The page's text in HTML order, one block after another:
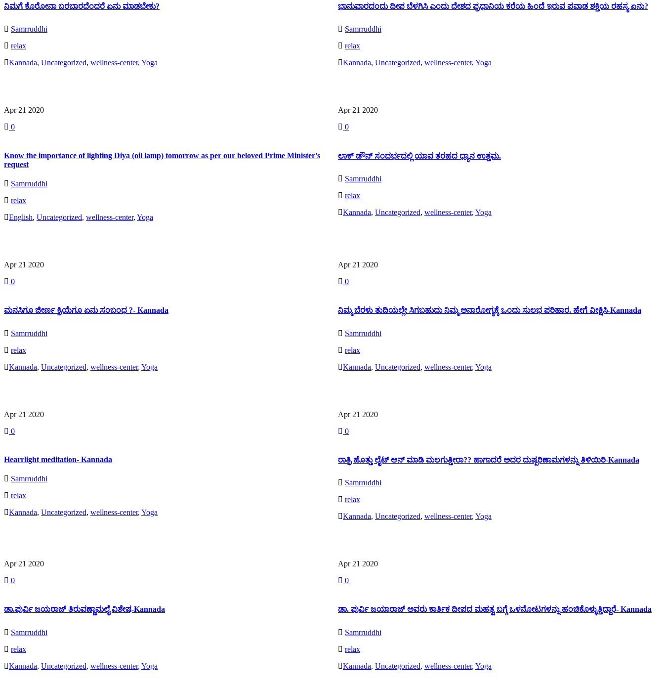
ನಿಮಗೆ ಕೊರೋನಾ ಬರಬಾರದೆಂದರೆ ಏನು ಮಾಡಬೇಕು?
Samrruddhi
relax
Kannada, Uncategorized, wellness-center, Yoga
ಭಾನುವಾರದಂದು ದೀಪ ಬೆಳಗಿಸಿ ಎಂದು ದೇಶದ ಪ್ರಧಾನಿಯ ಕರೆಯ ಹಿಂದೆ ಇರುವ ಪವಾಡ ಶಕ್ತಿಯ ರಹಸ್ಯ ಏನು?
Samrruddhi
relax
Kannada, Uncategorized, wellness-center, Yoga
Apr 21 2020
0
Know the importance of lighting Diya (oil lamp) tomorrow as per our beloved Prime Minister’s
request
Samrruddhi
relax
English, Uncategorized, wellness-center, Yoga
Apr 21 2020
0
ಲಾಕ್ ಡೌನ್ ಸಂದರ್ಭದಲ್ಲಿ ಯಾವ ತರಹದ ಧ್ಯಾನ ಉತ್ತಮ.
Samrruddhi
relax
Kannada, Uncategorized, wellness-center, Yoga
Apr 21 2020
0
ಮನಸಿಗೂ ಜೀರ್ಣ ಕ್ರಿಯೆಗೂ ಏನು ಸಂಬಂಧ ?- Kannada
Samrruddhi
relax
Kannada, Uncategorized, wellness-center, Yoga
Apr 21 2020
0
ನಿಮ್ಮ ಬೆರಳು ತುದಿಯಲ್ಲೇ ಸಿಗಬಹುದು ನಿಮ್ಮ ಅನಾರೋಗ್ಯಕ್ಕೆ ಒಂದು ಸುಲಭ ಪರಿಹಾರ. ಹೇಗೆ ವೀಕ್ಷಿಸಿ-Kannada
Samrruddhi
relax
Kannada, Uncategorized, wellness-center, Yoga
Apr 21 2020
0
Hearrlight meditation- Kannada
Samrruddhi
relax
Kannada, Uncategorized, wellness-center, Yoga
Apr 21 2020
0
ರಾತ್ರಿ ಹೊತ್ತು ಲೈಟ್ ಆನ್ ಮಾಡಿ ಮಲಗುತ್ತೀರಾ?? ಹಾಗಾದರೆ ಅದರ ದುಷ್ಪರಿಣಾಮಗಳನ್ನು ತಿಳಿಯಿರಿ-Kannada
Samrruddhi
relax
Kannada, Uncategorized, wellness-center, Yoga
Apr 21 2020
0
ಡಾ.ಪುರ್ವಿ ಜಯರಾಜ್ ತಿರುವಣ್ಣಾಮಲೈ ವಿಶೇಷ-Kannada
Samrruddhi
relax
Kannada, Uncategorized, wellness-center, Yoga
Apr 21 2020
0
ಡಾ. ಪುರ್ವಿ ಜಯಾರಾಜ್ ಅವರು ಕಾರ್ತಿಕ ದೀಪದ ಮಹತ್ವ ಬಗ್ಗೆ ಒಳನೋಟಗಳನ್ನು ಹಂಚಿಕೊಳ್ಳುತ್ತಿದ್ದಾರೆ- Kannada
Samrruddhi
relax
Kannada, Uncategorized, wellness-center, Yoga